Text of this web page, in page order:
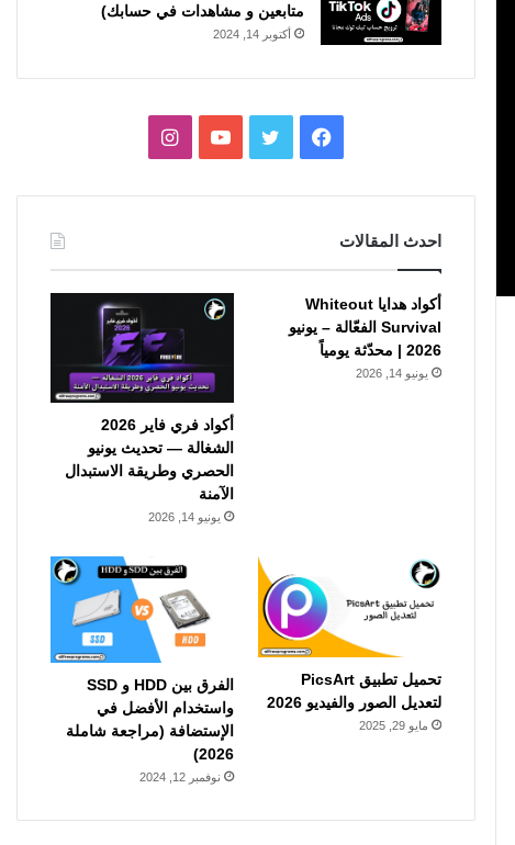
متابعين و مشاهدات في حسابك)
أكتوبر 14, 2024
فيسبوكتويتر يوتيوبانستقرام
احدث المقالات
أكواد هدايا Whiteout
Survival الفعّالة – يونيو
2026 | محدّثة يومياً
يونيو 14, 2026
أكواد فري فاير 2026
الشغالة — تحديث يونيو
الحصري وطريقة الاستبدال
الآمنة
يونيو 14, 2026
تحميل تطبيق PicsArt
لتعديل الصور والفيديو 2026
مايو 29, 2025
الفرق بين HDD و SSD
واستخدام الأفضل في
الإستضافة (مراجعة شاملة
2026)
نوفمبر 12, 2024